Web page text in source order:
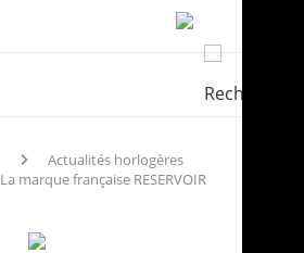
Actualités horlogères
La marque française RESERVOIR